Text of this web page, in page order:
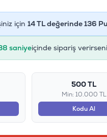
için 14TL değerinde136
saniyeiçinde sipariş
500 TL
Min: 10.000 TL
Kodu Al